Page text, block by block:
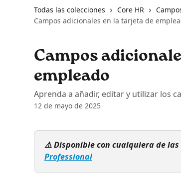
Todas las colecciones Core HR
Campos adicionales en la tarjeta de
Campos
empleado
Aprenda a añadir, editar y utilizar los
12 de mayo de 2025
⚠️ Disponible con cualquiera de
Professional